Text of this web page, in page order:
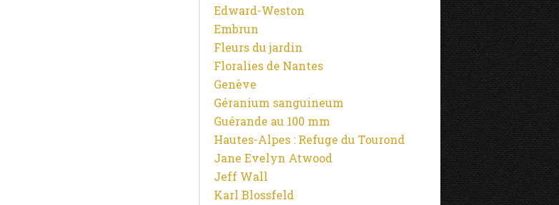
Edward-Weston
Embrun
Fleurs du jardin
Floralies de Nantes
Genève
Géranium sanguineum
Guérande au 100 mm
Hautes-Alpes : Refuge du Tourond
Jane Evelyn Atwood
Jeff Wall
Karl Blossfeld